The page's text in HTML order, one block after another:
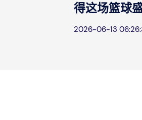
得这场篮球
2026-06-13